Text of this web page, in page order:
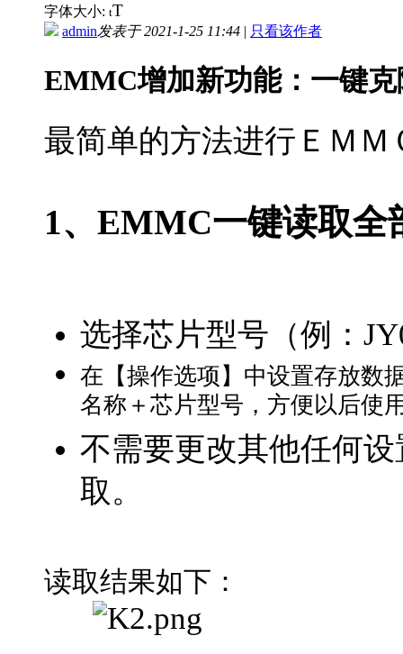
字体大小: tT
admin发表于 2021-1-25 11:44 | 只看该作者
EMMC增加新功能：一键克
最简单的方法进行ＥＭＭ
1、EMMC一键读取全
选择芯片型号（例：
在【操作选项】中设置存放数
名称＋芯片型号，方便以后使
不需要更改其他任何
取。
读取结果如下：